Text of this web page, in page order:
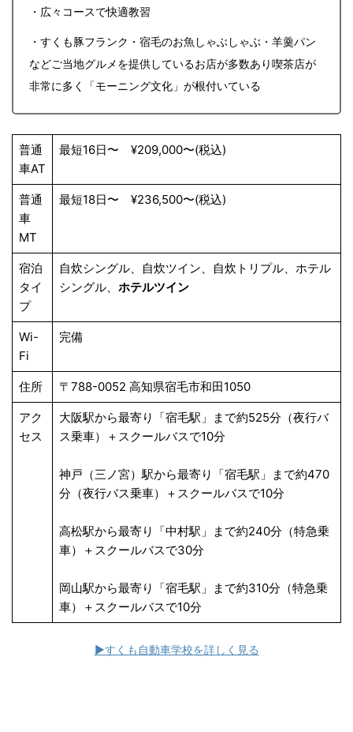
・広々コースで快適教習
・すくも豚フランク・宿毛のお魚しゃぶしゃぶ・羊羹パン
などご当地グルメを提供しているお店が多数あり喫茶店が
非常に多く「モーニング文化」が根付いている
普通
車AT
最短16日〜 ¥209,000〜(税込)
普通
車
MT
最短18日〜 ¥236,500〜(税込)
宿泊
タイ
プ
自炊シングル、自炊ツイン、自炊トリプル、ホテル
シングル、 ホテルツイン
Wi-
Fi
完備
住所 〒788-0052 高知県宿毛市和田1050
アク
セス
大阪駅から最寄り「宿毛駅」まで約525分（夜行バ
ス乗車）＋スクールバスで10分
神戸（三ノ宮）駅から最寄り「宿毛駅」まで約470
分（夜行バス乗車）＋スクールバスで10分
高松駅から最寄り「中村駅」まで約240分（特急乗
車）＋スクールバスで30分
岡山駅から最寄り「宿毛駅」まで約310分（特急乗
車）＋スクールバスで10分
▶すくも自動車学校を詳しく見る